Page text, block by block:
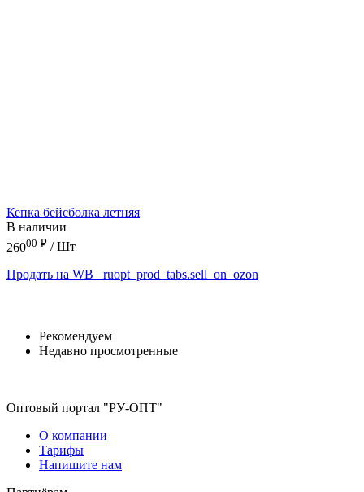
Кепка бейсболка летняя
В наличии
26000 ₽ / Шт
Продать на WB
_ruopt_prod_tabs.sell_on_ozon
Рекомендуем
Недавно просмотренные
Оптовый портал "РУ-ОПТ"
О компании
Тарифы
Напишите нам